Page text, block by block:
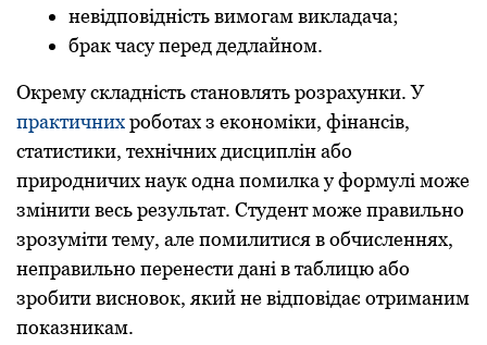
невідповідність вимогам викладача;
брак часу перед дедлайном.
Окрему складність становлять розрахунки. У
практичнихроботах з економіки, фінансів,
статистики, технічних дисциплін або
природничих наук одна помилка у формулі може
змінити весь результат. Студент може правильно
зрозуміти тему, але помилитися в обчисленнях,
неправильно перенести дані в таблицю або
зробити висновок, який не відповідає отриманим
показникам.